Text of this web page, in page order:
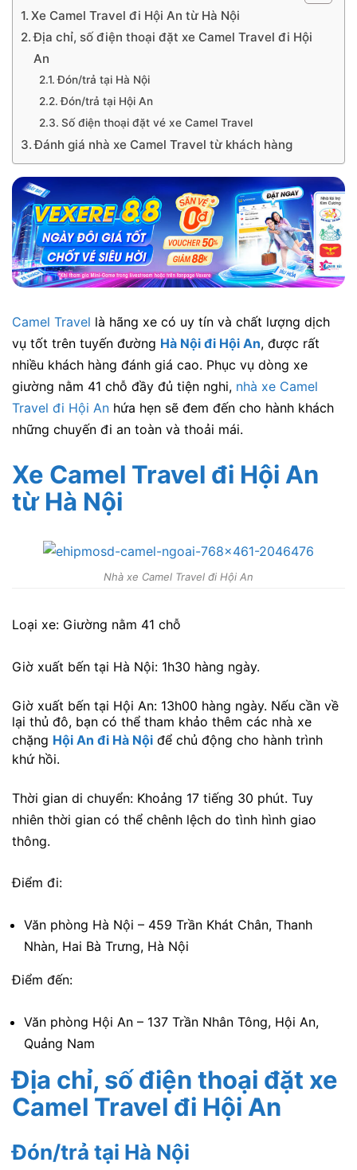
Xe Camel Travel đi Hội An từ Hà Nội
Địa chỉ, số điện thoại đặt xe Camel Travel đi Hội
An
Đón/trả tại Hà Nội
Đón/trả tại Hội An
Số điện thoại đặt vé xe Camel Travel
Đánh giá nhà xe Camel Travel từ khách hàng
Camel Travel là hãng xe có uy tín và chất lượng dịch
vụ tốt trên tuyến đường Hà Nội đi Hội An, được rất
nhiều khách hàng đánh giá cao. Phục vụ dòng xe
giường nằm 41 chỗ đầy đủ tiện nghi, nhà xe Camel
Travel đi Hội An hứa hẹn sẽ đem đến cho hành khách
những chuyến đi an toàn và thoải mái.
Xe Camel Travel đi Hội An
từ Hà Nội
Nhà xe Camel Travel đi Hội An
Loại xe: Giường nằm 41 chỗ
Giờ xuất bến tại Hà Nội: 1h30 hàng ngày.
Giờ xuất bến tại Hội An: 13h00 hàng ngày. Nếu cần về
lại thủ đô, bạn có thể tham khảo thêm các nhà xe
chặng Hội An đi Hà Nội để chủ động cho hành trình
khứ hồi.
Thời gian di chuyển: Khoảng 17 tiếng 30 phút. Tuy
nhiên thời gian có thể chênh lệch do tình hình giao
thông.
Điểm đi:
Văn phòng Hà Nội – 459 Trần Khát Chân, Thanh
Nhàn, Hai Bà Trưng, Hà Nội
Điểm đến:
Văn phòng Hội An – 137 Trần Nhân Tông, Hội An,
Quảng Nam
Địa chỉ, số điện thoại đặt xe
Camel Travel đi Hội An
Đón/trả tại Hà Nội